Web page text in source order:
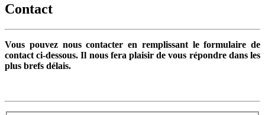
Contact
Vous pouvez nous contacter en remplissant le formulaire de
contact ci-dessous. Il nous fera plaisir de vous répondre dans les
plus brefs délais.